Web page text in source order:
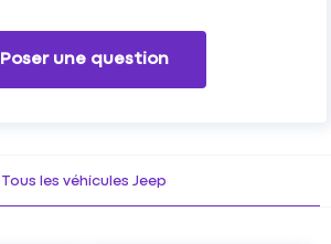
Poser une question
Tous les véhicules Jeep